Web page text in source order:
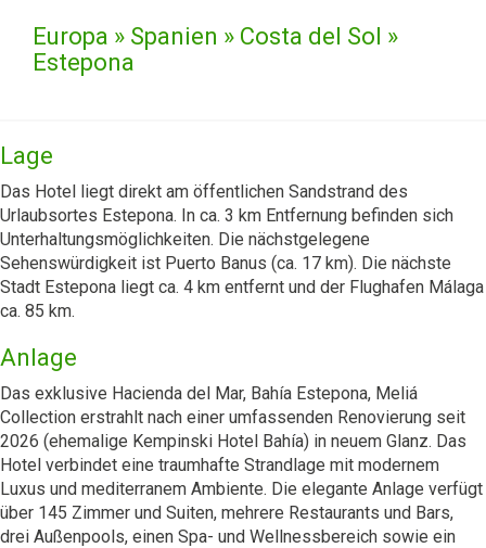
Europa » Spanien » Costa del Sol »
Estepona
Lage
Das Hotel liegt direkt am öffentlichen Sandstrand des
Urlaubsortes Estepona. In ca. 3 km Entfernung befinden sich
Unterhaltungsmöglichkeiten. Die nächstgelegene
Sehenswürdigkeit ist Puerto Banus (ca. 17 km). Die nächste
Stadt Estepona liegt ca. 4 km entfernt und der Flughafen Málaga
ca. 85 km.
Anlage
Das exklusive Hacienda del Mar, Bahía Estepona, Meliá
Collection erstrahlt nach einer umfassenden Renovierung seit
2026 (ehemalige Kempinski Hotel Bahía) in neuem Glanz. Das
Hotel verbindet eine traumhafte Strandlage mit modernem
Luxus und mediterranem Ambiente. Die elegante Anlage verfügt
über 145 Zimmer und Suiten, mehrere Restaurants und Bars,
drei Außenpools, einen Spa- und Wellnessbereich sowie ein